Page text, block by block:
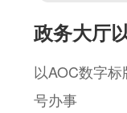
政务大厅
以AOC数字
号办事